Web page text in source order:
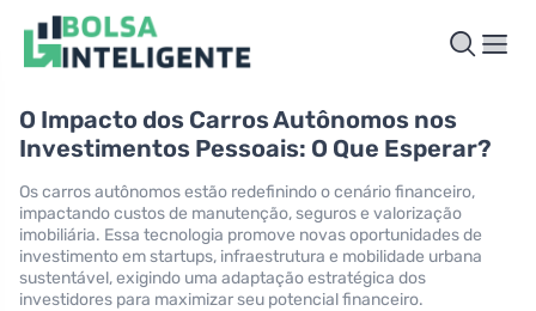
O Impacto dos Carros Autônomos nos
Investimentos Pessoais: O Que Esperar?
Os carros autônomos estão redefinindo o cenário financeiro,
impactando custos de manutenção, seguros e valorização
imobiliária. Essa tecnologia promove novas oportunidades de
investimento em startups, infraestrutura e mobilidade urbana
sustentável, exigindo uma adaptação estratégica dos
investidores para maximizar seu potencial financeiro.